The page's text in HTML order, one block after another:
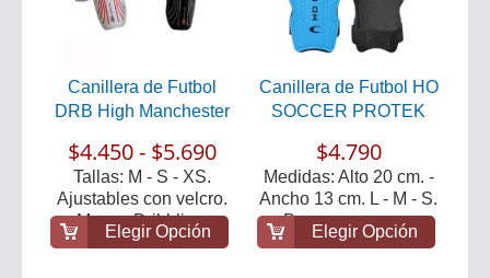
Canillera de Futbol
DRB High Manchester
$4.450 - $5.690
Tallas: M - S - XS.
Ajustables con velcro.
Marca: Dribblin...
Elegir Opción
Canillera de Futbol HO
SOCCER PROTEK
$4.790
Medidas: Alto 20 cm. -
Ancho 13 cm. L - M - S.
Posee una cap...
Elegir Opción